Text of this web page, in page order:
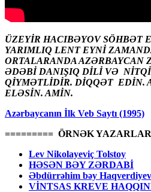
ÜZEYİR HACIBƏYOV SÖHBƏT
YARIMLIQ LENT EYNİ
ORTALARANDA AZƏRBAYCAN
ƏDƏBİ DANIŞIQ DİLİ VƏ
QİYMƏTLİDİR. DİQQƏT EDİN.
ELƏSİN. AMİN.
Azərbaycanın İlk Veb Saytı (1995)
========= ÖRNƏK
Lev Nikolayeviç Tolstoy
HƏSƏN BƏY ZƏRDABİ
Əbdürrəhim bəy Haqverdiyev
VİNTSAS KREVE